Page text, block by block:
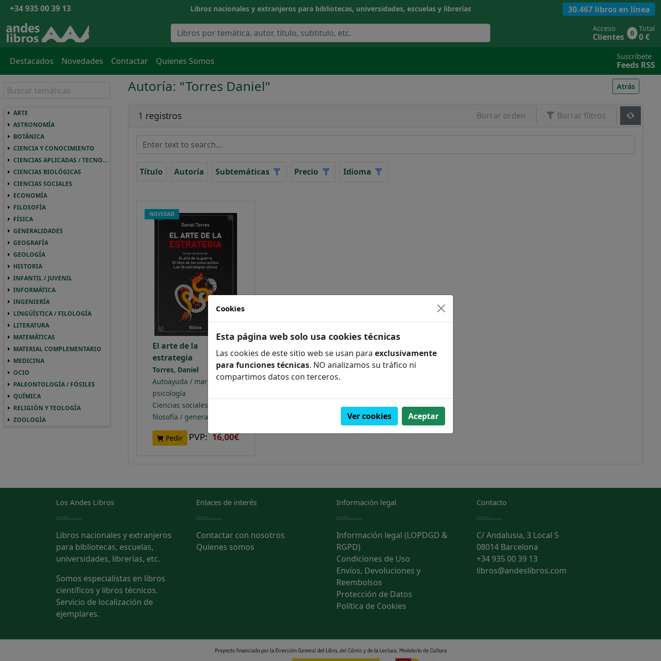
+34 935 00 39 13 Libros nacionales y extranjeros para bibliotecas, universidades, escuelas y librerías 30.467 libros en línea
Acceso
Clientes 0 Total
0 €
Destacados Novedades Contactar Quienes Somos Suscríbete
Feeds RSS
ARTE
ASTRONOMÍA
BOTÁNICA BOTANICA BOTÁNICA
CIENCIA Y CONOCIMIENTO CIENCIA Y CONOCIMIENTO CIENCIA Y CONOCIMIENTO
CIENCIAS APLICADAS / TECNOLOGÍA
CIENCIAS BIOLÓGICAS CIENCIAS BIOLOGICAS CIENCIAS BIOLÓGICAS
CIENCIAS SOCIALES
ECONOMÍA
FILOSOFÍA FILOSOFIA FILOSOFÍA
FÍSICA
GENERALIDADES GENERALIDADES GENERALIDADES
GEOGRAFÍA GEOGRAFIA GEOGRAFÍA
GEOLOGÍA
HISTORIA
INFANTIL / JUVENIL INFANTIL / JUVENIL INFANTIL / JUVENIL
INFORMÁTICA INFORMATICA INFORMÁTICA
INGENIERÍA
LINGÜÍSTICA / FILOLOGÍA LINGUISTICA / FILOLOGIA LINGÜÍSTICA / FILOLOGÍA
LITERATURA LITERATURA LITERATURA
MATEMÁTICAS MATEMATICAS MATEMÁTICAS
MATERIAL COMPLEMENTARIO MATERIAL COMPLEMENTARIO MATERIAL COMPLEMENTARIO
MEDICINA MEDICINA MEDICINA
OCIO
PALEONTOLOGÍA / FÓSILES PALEONTOLOGIA / FOSILES PALEONTOLOGÍA / FÓSILES
QUÍMICA QUIMICA QUÍMICA
RELIGIÓN Y TEOLOGÍA RELIGION Y TEOLOGIA RELIGIÓN Y TEOLOGÍA
ZOOLOGÍA ZOOLOGIA ZOOLOGÍA
Autoría: "Torres Daniel" Atrás
1 registros Borrar orden Borrar filtros
Título Autoría Subtemáticas Precio Idioma
NOVEDAD
El arte de la
estrategia
Torres, Daniel
Autoayuda / marketing /
psicología
Ciencias sociales /
filosofía / generalidades
Pedir PVP:16,00€
Los Andes Libros
Libros nacionales y extranjeros
para bibliotecas, escuelas,
universidades, librerías, etc.
Somos especialistas en libros
científicos y libros técnicos.
Servicio de localización de
ejemplares.
Enlaces de interés
Contactar con nosotros
Quienes somos
Información legal
Información legal (LOPDGD &
RGPD)
Condiciones de Uso
Envíos, Devoluciones y
Reembolsos
Protección de Datos
Política de Cookies
Contacto
C/ Andalusia, 3 Local 5
08014 Barcelona
+34 935 00 39 13
libros@andeslibros.com
Cookies
Esta página web solo usa cookies técnicas
Las cookies de este sitio web se usan para exclusivamente
para funciones técnicas. NO analizamos su tráfico ni
compartimos datos con terceros.
Ver cookies Aceptar